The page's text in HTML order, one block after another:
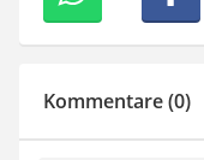
Kommentare (0)